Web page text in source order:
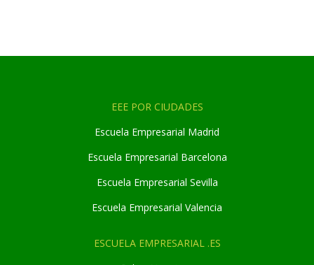
EEE POR CIUDADES
Escuela Empresarial Madrid
Escuela Empresarial Barcelona
Escuela Empresarial Sevilla
Escuela Empresarial Valencia
ESCUELA EMPRESARIAL .ES